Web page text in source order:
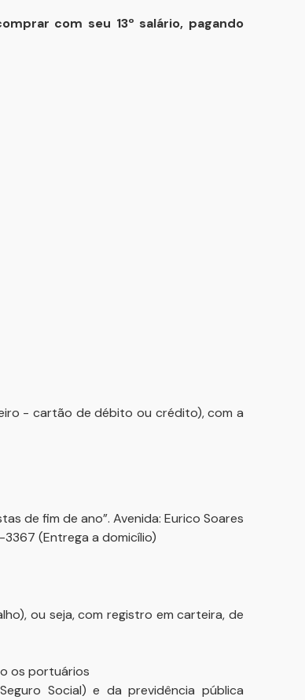
com seu 13º salário, pagando
- cartão de débito ou crédito), com a
de fim de ano”. Avenida: Eurico Soares
(Entrega a domicílio)
ou seja, com registro em carteira, de
os portuários
Social) e da previdência pública